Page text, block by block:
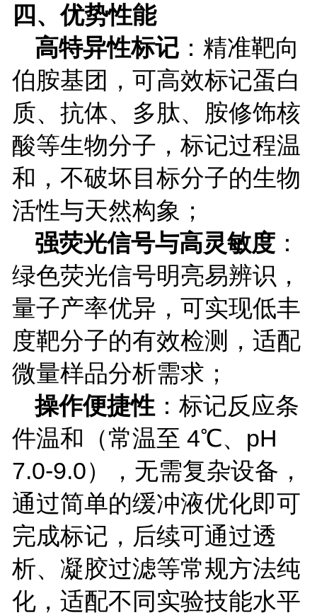
四、优势性能
高特异性标记 ：精准靶向
伯胺基团，可高效标记蛋白
质、抗体、多肽、胺修饰核
酸等生物分子，标记过程温
和，不破坏目标分子的生物
活性与天然构象；
强荧光信号与高灵敏度 ：
绿色荧光信号明亮易辨识，
量子产率优异，可实现低丰
度靶分子的有效检测，适配
微量样品分析需求；
操作便捷性 ：标记反应条
件温和（常温至 4℃、 pH
7.0-9.0），无需复杂设备，
通过简单的缓冲液优化即可
完成标记，后续可通过透
析、凝胶过滤等常规方法纯
化，适配不同实验技能水平